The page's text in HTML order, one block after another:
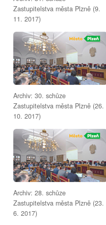
Zastupitelstva města Plzně (9.
11. 2017)
Archiv: 30. schůze
Zastupitelstva města Plzně (26.
10. 2017)
Archiv: 28. schůze
Zastupitelstva města Plzně (23.
6. 2017)